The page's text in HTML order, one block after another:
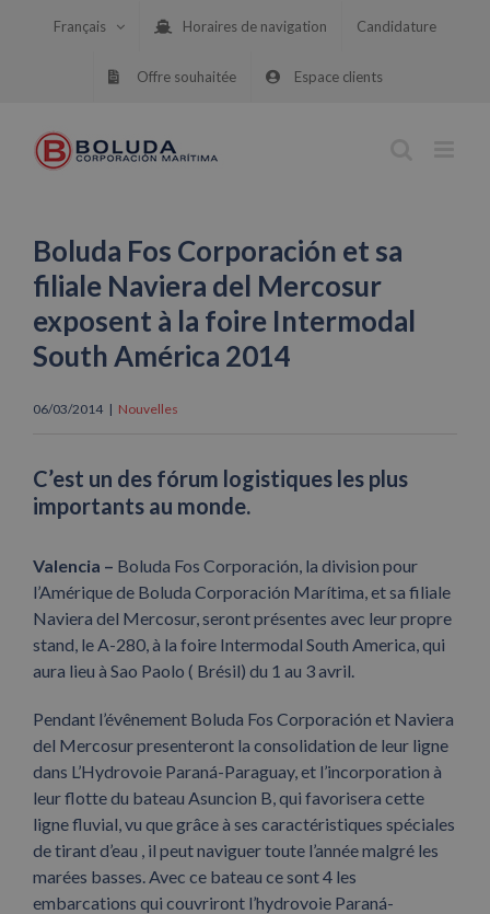
Français Horaires de navigation Candidature
Offre souhaitée Espace clients
Boluda Fos Corporación et sa
filiale Naviera del Mercosur
exposent à la foire Intermodal
South América 2014
06/03/2014 | Nouvelles
C’est un des fórum logistiques les plus
importants au monde.
Valencia – Boluda Fos Corporación, la division pour
l’Amérique de Boluda Corporación Marítima, et sa filiale
Naviera del Mercosur, seront présentes avec leur propre
stand, le A-280, à la foire Intermodal South America, qui
aura lieu à Sao Paolo ( Brésil) du 1 au 3 avril.
Pendant l’évênement Boluda Fos Corporación et Naviera
del Mercosur presenteront la consolidation de leur ligne
dans L’Hydrovoie Paraná-Paraguay, et l’incorporation à
leur flotte du bateau Asuncion B, qui favorisera cette
ligne fluvial, vu que grâce à ses caractéristiques spéciales
de tirant d’eau , il peut naviguer toute l’année malgré les
marées basses. Avec ce bateau ce sont 4 les
embarcations qui couvriront l’hydrovoie Paraná-